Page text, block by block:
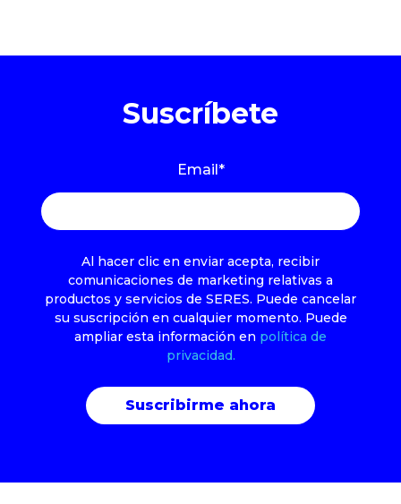
Suscríbete
Email *
Al hacer clic en enviar acepta, recibir
comunicaciones de marketing relativas a
productos y servicios de SERES. Puede cancelar
su suscripción en cualquier momento. Puede
ampliar esta información en política de
privacidad.